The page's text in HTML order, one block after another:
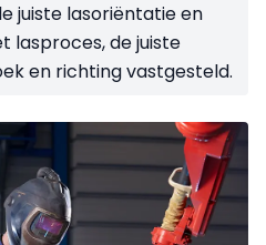
juiste lasoriëntatie en
lasproces, de juiste
en richting vastgesteld.